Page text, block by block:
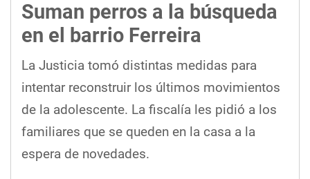
Suman perros a la búsqueda
en el barrio Ferreira
La Justicia tomó distintas medidas para
intentar reconstruir los últimos movimientos
de la adolescente. La fiscalía les pidió a los
familiares que se queden en la casa a la
espera de novedades.